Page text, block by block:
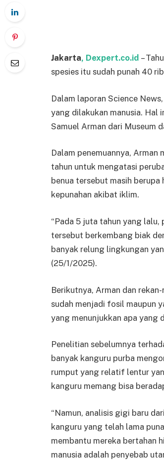
Jakarta, Dexpert.co.id –
spesies itu sudah punah 40
Dalam laporan Science
yang dilakukan manusia.
Samuel Arman dari Museum
Dalam penemuannya,
tahun untuk mengatasi
benua tersebut masih
kepunahan akibat iklim.
“Pada 5 juta tahun yang
tersebut berkembang biak
banyak relung lingkungan
(25/1/2025).
Berikutnya, Arman dan
sudah menjadi fosil maupun
yang menunjukkan apa yang
Penelitian sebelumnya
banyak kanguru purba
rumput yang relatif lentur
kanguru memang bisa
“Namun, analisis gigi baru
kanguru yang telah lama
membantu mereka bertahan
manusia adalah penyebab